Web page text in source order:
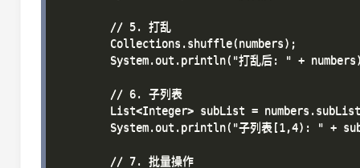
        // 5. 打乱
        Collections.shuffle(numbers);
System.out.println("打乱后: " +
        // 6. 子列表
List<Integer> subList =
System.out.println("子列表[1,4): " +
        // 7. 批量操作